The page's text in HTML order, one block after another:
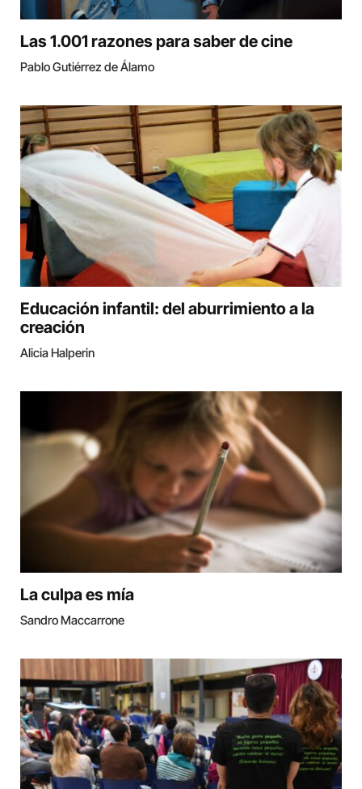
Las 1.001 razones para saber de cine
Pablo Gutiérrez de Álamo
Educación infantil: del aburrimiento a la
creación
Alicia Halperin
La culpa es mía
Sandro Maccarrone